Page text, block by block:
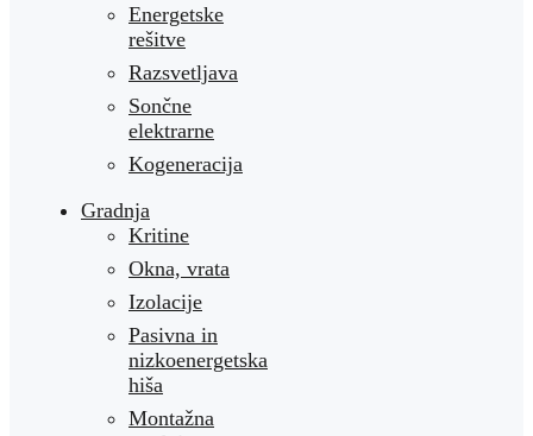
Energetske
rešitve
Razsvetljava
Sončne
elektrarne
Kogeneracija
Gradnja
Kritine
Okna, vrata
Izolacije
Pasivna in
nizkoenergetska
hiša
Montažna